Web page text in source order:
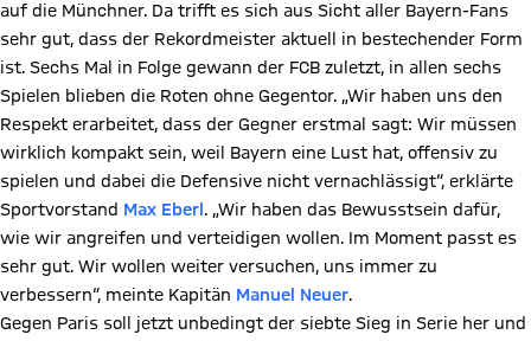
auf die Münchner. Da trifft es sich aus Sicht aller Bayern-Fans
sehr gut, dass der Rekordmeister aktuell in bestechender Form
ist. Sechs Mal in Folge gewann der FCB zuletzt, in allen sechs
Spielen blieben die Roten ohne Gegentor. „Wir haben uns den
Respekt erarbeitet, dass der Gegner erstmal sagt: Wir müssen
wirklich kompakt sein, weil Bayern eine Lust hat, offensiv zu
spielen und dabei die Defensive nicht vernachlässigt“, erklärte
Sportvorstand Max Eberl . „Wir haben das Bewusstsein dafür,
wie wir angreifen und verteidigen wollen. Im Moment passt es
sehr gut. Wir wollen weiter versuchen, uns immer zu
verbessern“, meinte Kapitän Manuel Neuer.
Gegen Paris soll jetzt unbedingt der siebte Sieg in Serie her und